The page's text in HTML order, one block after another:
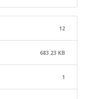
12
683.23 KB
1